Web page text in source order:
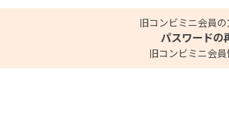
旧コンビミニ会員
パスワードの
旧コンビミニ会